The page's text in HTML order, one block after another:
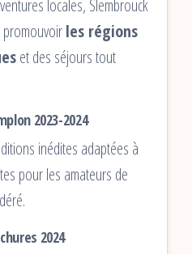
locales, Slembrouck
promouvoirles régions
et des séjours tout
2023-2024
inédites adaptées à
pour les amateurs de
2024